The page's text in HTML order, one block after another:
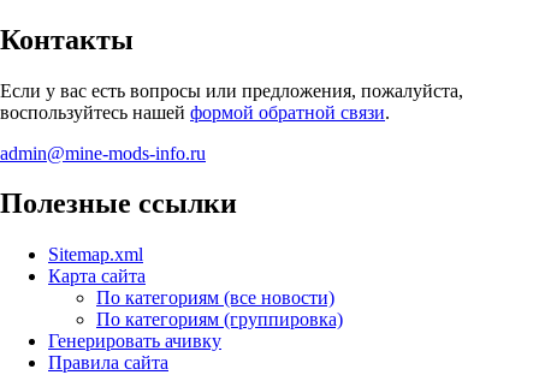
Контакты
Если у вас есть вопросы или предложения, пожалуйста,
воспользуйтесь нашей формой обратной связи.
admin@mine-mods-info.ru
Полезные ссылки
Sitemap.xml
Карта сайта
По категориям (все новости)
По категориям (группировка)
Генерировать ачивку
Правила сайта